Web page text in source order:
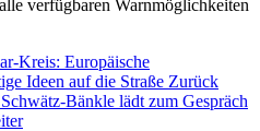
verfügbaren Warnmöglichkeiten
Kreis: Europäische
Ideen auf die Straße Zurück
Bänkle lädt zum Gespräch